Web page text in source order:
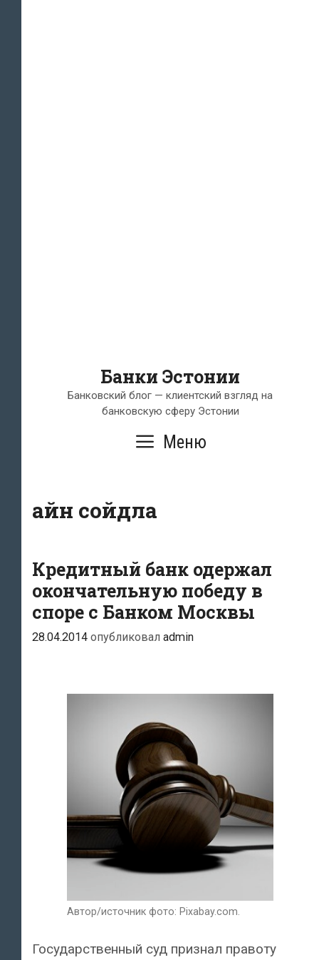
Банки Эстонии
Банковский блог — клиентский взгляд на
банковскую сферу Эстонии
Меню
айн сойдла
Кредитный банк одержал
окончательную победу в
споре с Банком Москвы
28.04.2014 опубликовал admin
Автор/источник фото: Pixabay.com.
Государственный суд признал правоту